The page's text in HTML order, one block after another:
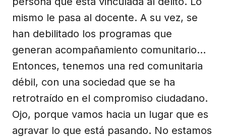
mismo le pasa al docente. A su vez, se
han debilitado los programas que
generan acompañamiento comunitario…
Entonces, tenemos una red comunitaria
débil, con una sociedad que se ha
retrotraído en el compromiso ciudadano.
Ojo, porque vamos hacia un lugar que es
agravar lo que está pasando. No estamos